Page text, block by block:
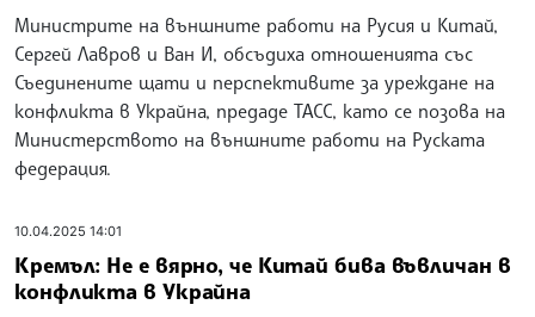
Министрите на външните работи на Русия и Китай,
Сергей Лавров и Ван И, обсъдиха отношенията със
Съединените щати и перспективите за уреждане на
конфликта в Украйна, предаде ТАСС, като се позова на
Министерството на външните работи на Руската
федерация.
10.04.2025 14:01
Кремъл: Не е вярно, че Китай бива въвличан в
конфликта в Украйна